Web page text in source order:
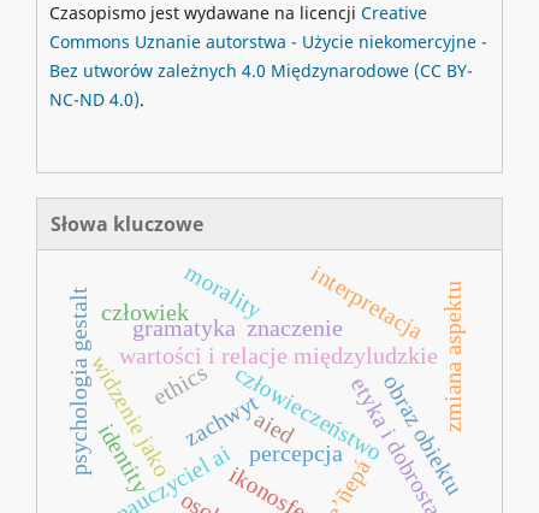
Czasopismo jest wydawane na licencji Creative
Commons Uznanie autorstwa - Użycie niekomercyjne -
Bez utworów zależnych 4.0 Międzynarodowe (CC BY-
NC-ND 4.0).
Słowa kluczowe
człowieczeństwo
percepcja
wartości i relacje międzyludzkie
etyka i dobrostan
zachwyt
widzenie jako zmiana aspektu
obraz obiektu
gramatyka
nauczyciel ai
psychologia gestalt znaczenieinterpretacja
aied
identity
ethics
morality
e’ñepá
ikonosfera
człowiek